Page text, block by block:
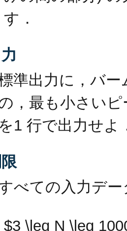
す．
準出力に，バ
，最も小さい
を1 行で出力せよ
べての入力デ
$3 \leq N \leq